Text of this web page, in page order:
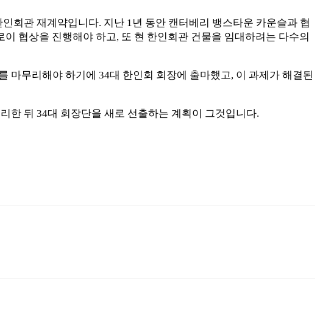
회관 재계약입니다. 지난 1년 동안 캔터베리 뱅스타운 카운슬과 협
협상을 진행해야 하고, 또 현 한인회관 건물을 임대하려는 다수의
마무리해야 하기에 34대 한인회 회장에 출마했고, 이 과제가 해결된
한 뒤 34대 회장단을 새로 선출하는 계획이 그것입니다.